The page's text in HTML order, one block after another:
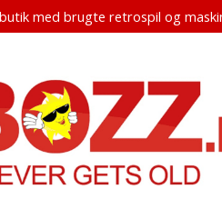
med brugte retrospil og